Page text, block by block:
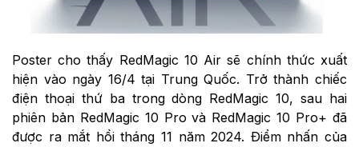
Poster cho thấy RedMagic 10 Air sẽ chính thức xuất
hiện vào ngày 16/4 tại Trung Quốc. Trở thành chiếc
điện thoại thứ ba trong dòng RedMagic 10, sau hai
phiên bản RedMagic 10 Pro và RedMagic 10 Pro+ đã
được ra mắt hồi tháng 11 năm 2024. Điểm nhấn của